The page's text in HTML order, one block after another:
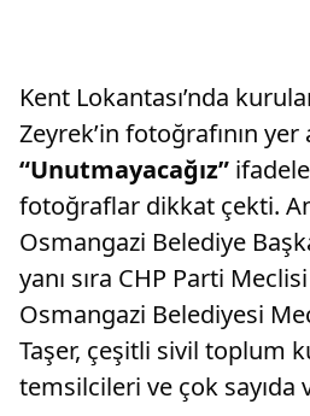
Kent Lokantası’nda
Zeyrek’in fotoğrafının yer
“Unutmayacağız”
fotoğraflar dikkat çekti.
Osmangazi Belediye
yanı sıra CHP Parti
Osmangazi Belediyesi
Taşer, çeşitli sivil toplum
temsilcileri ve çok sayıda